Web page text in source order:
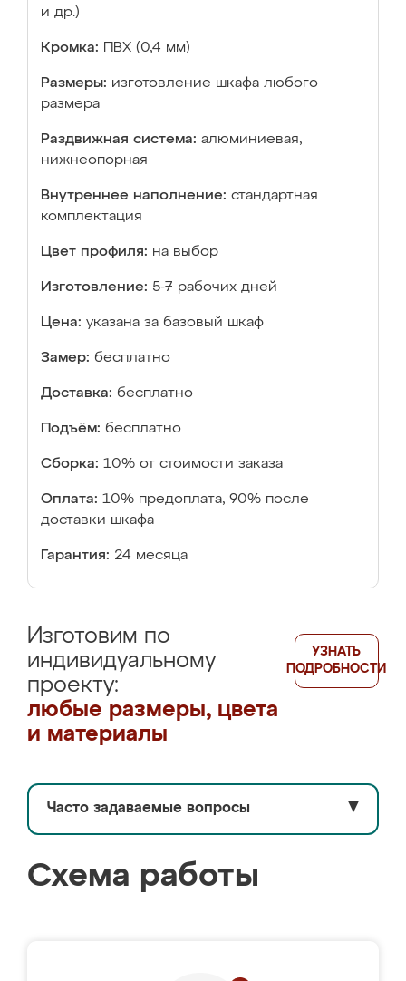
и др.)
Кромка: ПВХ (0,4 мм)
Размеры: изготовление шкафа любого
размера
Раздвижная система: алюминиевая,
нижнеопорная
Внутреннее наполнение: стандартная
комплектация
Цвет профиля: на выбор
Изготовление: 5-7 рабочих дней
Цена: указана за базовый шкаф
Замер: бесплатно
Доставка: бесплатно
Подъём: бесплатно
Сборка: 10% от стоимости заказа
Оплата: 10% предоплата, 90% после
доставки шкафа
Гарантия: 24 месяца
Изготовим по
индивидуальному
проекту:
любые размеры, цвета
и материалы
УЗНАТЬ
ПОДРОБНОСТИ
Часто задаваемые вопросы ▼
Схема работы